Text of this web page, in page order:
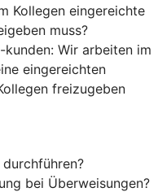
Kollegen eingereichte
muss?
Wir arbeiten im
eingereichten
freizugeben
bei Überweisungen?